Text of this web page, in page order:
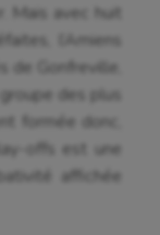
Mais avec huit
l’Amiens
de Gonfreville,
des plus
formée donc,
offs est une
affichée